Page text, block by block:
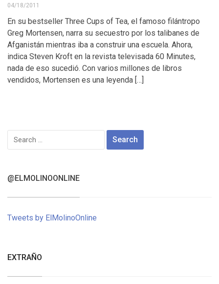
04/18/2011
En su bestseller Three Cups of Tea, el famoso filántropo
Greg Mortensen, narra su secuestro por los talibanes de
Afganistán mientras iba a construir una escuela. Ahora,
indica Steven Kroft en la revista televisada 60 Minutes,
nada de eso sucedió. Con varios millones de libros
vendidos, Mortensen es una leyenda […]
Search
for:
@ELMOLINOONLINE
Tweets by ElMolinoOnline
EXTRAÑO